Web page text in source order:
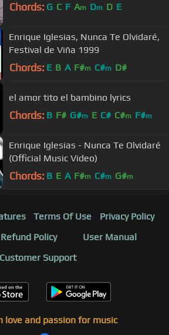
Chords: G C F Am Dm D E
Enrique Iglesias, Nunca Te Olvidaré,
Festival de Viña 1999
Chords: E B A F#m C#m D#
el amor tito el bambino lyrics
Chords: B F# G#m E C# C#m F#m
Enrique Iglesias - Nunca Te Olvidaré
(Official Music Video)
Chords: B E A F#m C#m G#m
Terms Of Use
Privacy Policy
Policy
User Manual
Customer Support
love and passion for music